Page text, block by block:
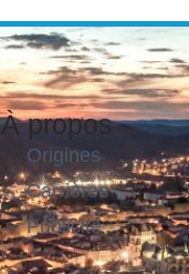
À propos
Origines
Carrières
Publicité